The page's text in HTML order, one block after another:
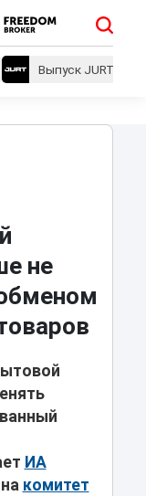
Выпуск JURT
не
ИА
комитет